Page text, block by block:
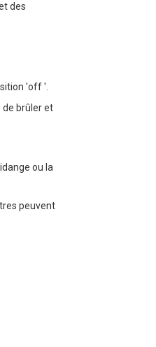
des
'off '.
de brûler et
ou la
peuvent